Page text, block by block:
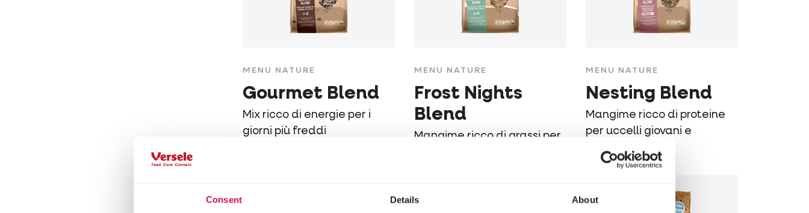
Consent Details About
MENU NATURE
Gourmet Blend
Mix ricco di energie per i
giorni più freddi
MENU NATURE
Frost Nights
Blend
Mangime ricco di grassi per
MENU NATURE
Nesting Blend
Mangime ricco di proteine
per uccelli giovani e